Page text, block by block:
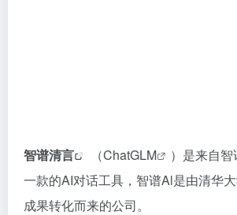
智谱清言 （ChatGLM
）是来自
一款的AI对话工具，智谱Al是由清华
成果转化而来的公司。